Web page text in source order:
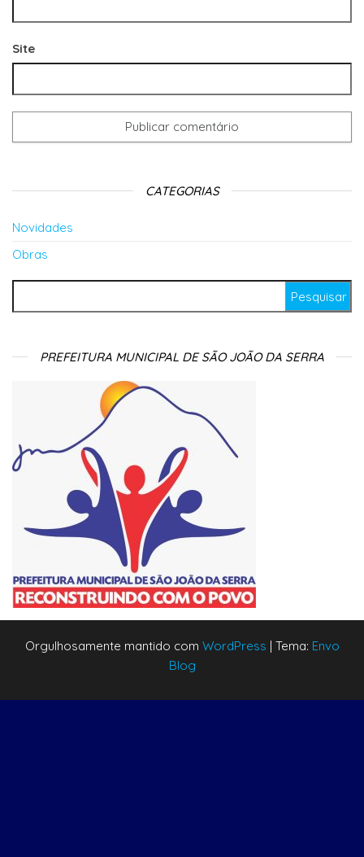
Site
CATEGORIAS
Novidades
Obras
PREFEITURA MUNICIPAL DE SÃO JOÃO DA SERRA
Orgulhosamente mantido com WordPress | Tema: Envo
Blog